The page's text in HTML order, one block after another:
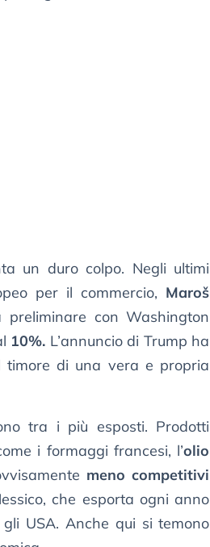
un duro colpo. Negli ultimi
per il commercio, Maroš
preliminare con Washington
10%. L’annuncio di Trump ha
timore di una vera e propria
tra i più esposti. Prodotti
i formaggi francesi, l’olio
meno competitivi
che esporta ogni anno
USA. Anche qui si temono